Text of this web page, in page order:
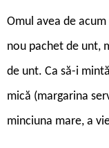
Omul avea de
nou pachet de unt,
de unt. Ca să-i
mică (margarina
minciuna mare, a